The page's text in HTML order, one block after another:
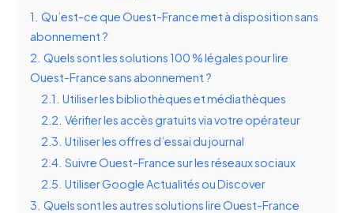
1. Qu’est-ce que Ouest-France met à disposition sans
abonnement ?
2. Quels sont les solutions 100 % légales pour lire
Ouest-France sans abonnement ?
2.1. Utiliser les bibliothèques et médiathèques
2.2. Vérifier les accès gratuits via votre opérateur
2.3. Utiliser les offres d’essai du journal
2.4. Suivre Ouest-France sur les réseaux sociaux
2.5. Utiliser Google Actualités ou Discover
3. Quels sont les autres solutions lire Ouest-France